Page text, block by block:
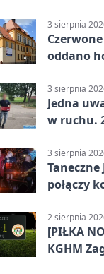
3 sierpnia
oddano
3 sierpnia
Jedna
w ruchu.
3 sierpnia
połączy
2 sierpnia
[PIŁKA
KGHM